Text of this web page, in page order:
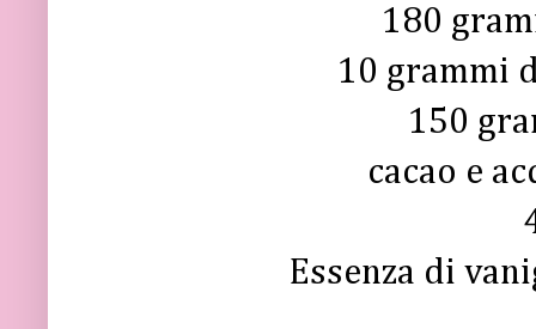
180
10 grammi
150
cacao e
Essenza di